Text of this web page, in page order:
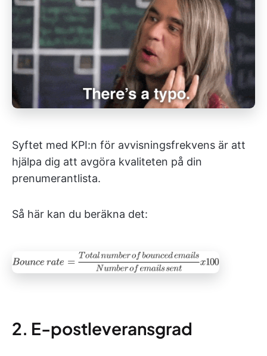
Syftet med KPI:n för avvisningsfrekvens är att
hjälpa dig att avgöra kvaliteten på din
prenumerantlista.
Så här kan du beräkna det:
2. E-postleveransgrad